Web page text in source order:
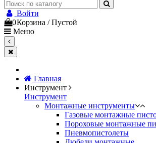
Войти
0Корзина /Пустой
Меню
Главная
Инструмент
Инструмент
Монтажные инструменты
Газовые монтажные
Пороховые монтажные
Пневмопистолеты